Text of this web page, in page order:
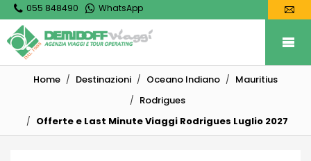
055 848490 WhatsApp
Home Destinazioni Oceano Indiano
Mauritius
Rodrigues
Offerte e Last Minute Viaggi Rodrigues Luglio 2027